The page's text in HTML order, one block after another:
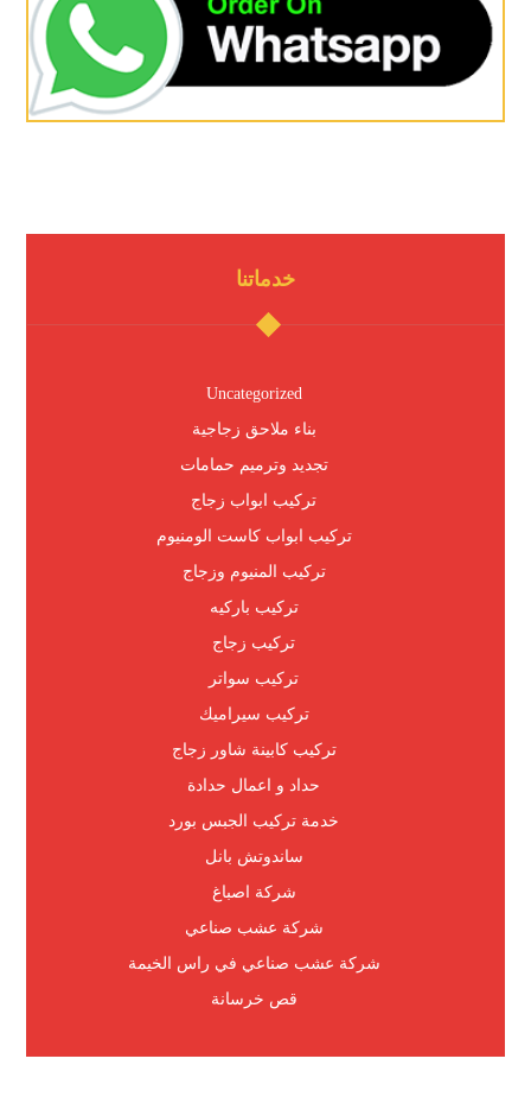
خدماتنا
Uncategorized
بناء ملاحق زجاجية
تجديد وترميم حمامات
تركيب ابواب زجاج
تركيب ابواب كاست الومنيوم
تركيب المنيوم وزجاج
تركيب باركيه
تركيب زجاج
تركيب سواتر
تركيب سيراميك
تركيب كابينة شاور زجاج
حداد و اعمال حدادة
خدمة تركيب الجبس بورد
ساندوتش بانل
شركة اصباغ
شركة عشب صناعي
شركة عشب صناعي في راس الخيمة
قص خرسانة